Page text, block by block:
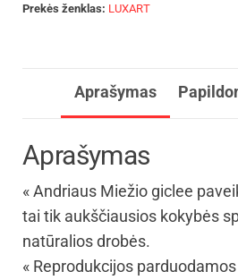
Prekės ženklas: LUXART
Aprašymas
Aprašymas
« Andriaus Miežio giclee
tai tik aukščiausios kokybės
natūralios drobės.
« Reprodukcijos